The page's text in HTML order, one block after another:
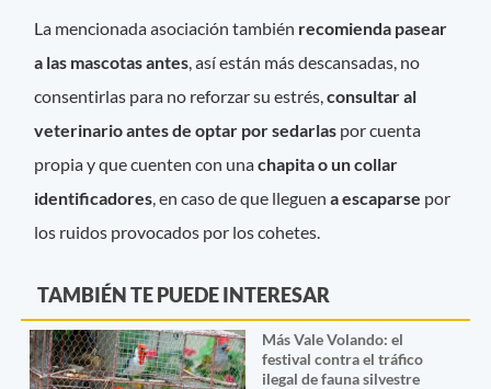
La mencionada asociación también recomienda pasear
a las mascotas antes, así están más descansadas, no
consentirlas para no reforzar su estrés,consultaral
veterinario antes de optar por sedarlas por cuenta
propia y que cuenten con unachapita o un collar
identificadores, en caso de que lleguena escaparse por
los ruidos provocados por los cohetes.
TAMBIÉN TE PUEDE INTERESAR
Más Vale Volando: el
festival contra el tráfico
ilegal de fauna silvestre